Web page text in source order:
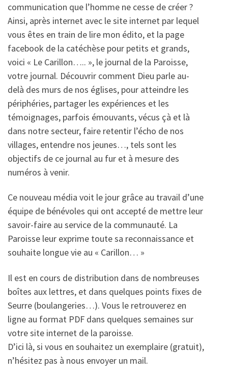
communication que l’homme ne cesse de créer ?
Ainsi, après internet avec le site internet par lequel
vous êtes en train de lire mon édito, et la page
facebook de la catéchèse pour petits et grands,
voici « Le Carillon….. », le journal de la Paroisse,
votre journal. Découvrir comment Dieu parle au-
delà des murs de nos églises, pour atteindre les
périphéries, partager les expériences et les
témoignages, parfois émouvants, vécus çà et là
dans notre secteur, faire retentir l’écho de nos
villages, entendre nos jeunes…, tels sont les
objectifs de ce journal au fur et à mesure des
numéros à venir.
Ce nouveau média voit le jour grâce au travail d’une
équipe de bénévoles qui ont accepté de mettre leur
savoir-faire au service de la communauté. La
Paroisse leur exprime toute sa reconnaissance et
souhaite longue vie au « Carillon… »
Il est en cours de distribution dans de nombreuses
boîtes aux lettres, et dans quelques points fixes de
Seurre (boulangeries…). Vous le retrouverez en
ligne au format PDF dans quelques semaines sur
votre site internet de la paroisse.
D’ici là, si vous en souhaitez un exemplaire (gratuit),
n’hésitez pas à nous envoyer un mail.